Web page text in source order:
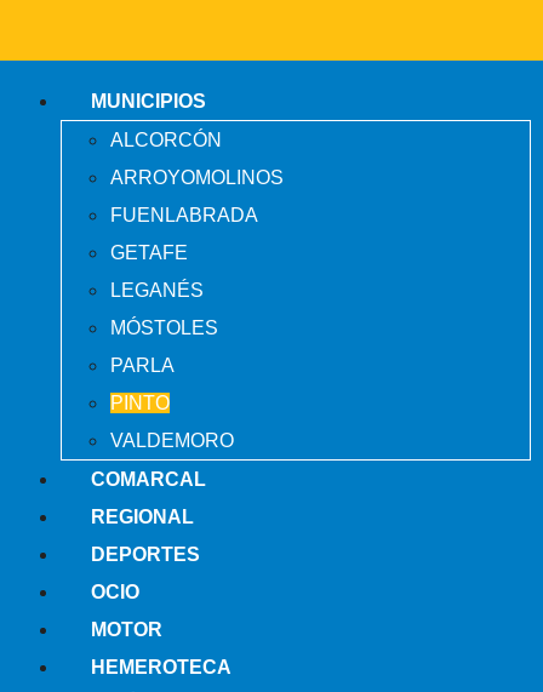
MUNICIPIOS
ALCORCÓN
ARROYOMOLINOS
FUENLABRADA
GETAFE
LEGANÉS
MÓSTOLES
PARLA
PINTO
VALDEMORO
COMARCAL
REGIONAL
DEPORTES
OCIO
MOTOR
HEMEROTECA